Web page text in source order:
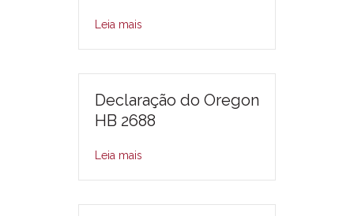
Leia mais
Declaração do Oregon
HB 2688
Leia mais